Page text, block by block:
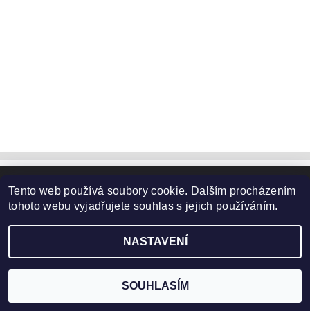
2026 ©www.HobbyTriko.cz , všechna práva vyhrazenaUpravit nastavení cookies
Tento web používá soubory cookie. Dalším procházením
tohoto webu vyjadřujete souhlas s jejich používáním.
NASTAVENÍ
SOUHLASÍM